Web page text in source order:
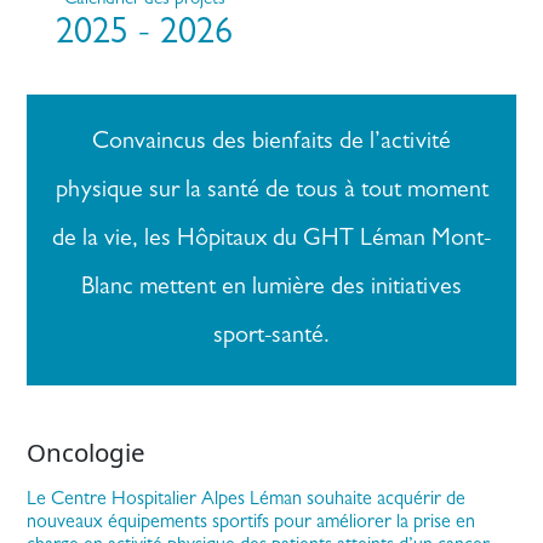
2025 - 2026
Convaincus des bienfaits de l’activité
physique sur la santé de tous à tout moment
de la vie, les Hôpitaux du GHT Léman Mont-
Blanc mettent en lumière des initiatives
sport-santé.
Oncologie
Le Centre Hospitalier Alpes Léman souhaite acquérir de
nouveaux équipements sportifs pour améliorer la prise en